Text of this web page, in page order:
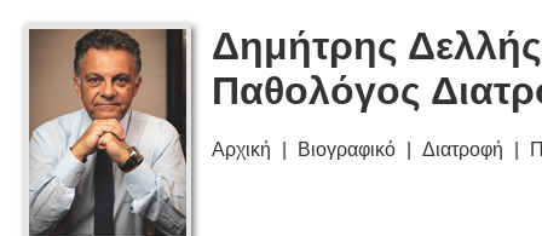
Δημήτρης
Παθολόγος
Αρχική Βιογραφικό Διατροφή